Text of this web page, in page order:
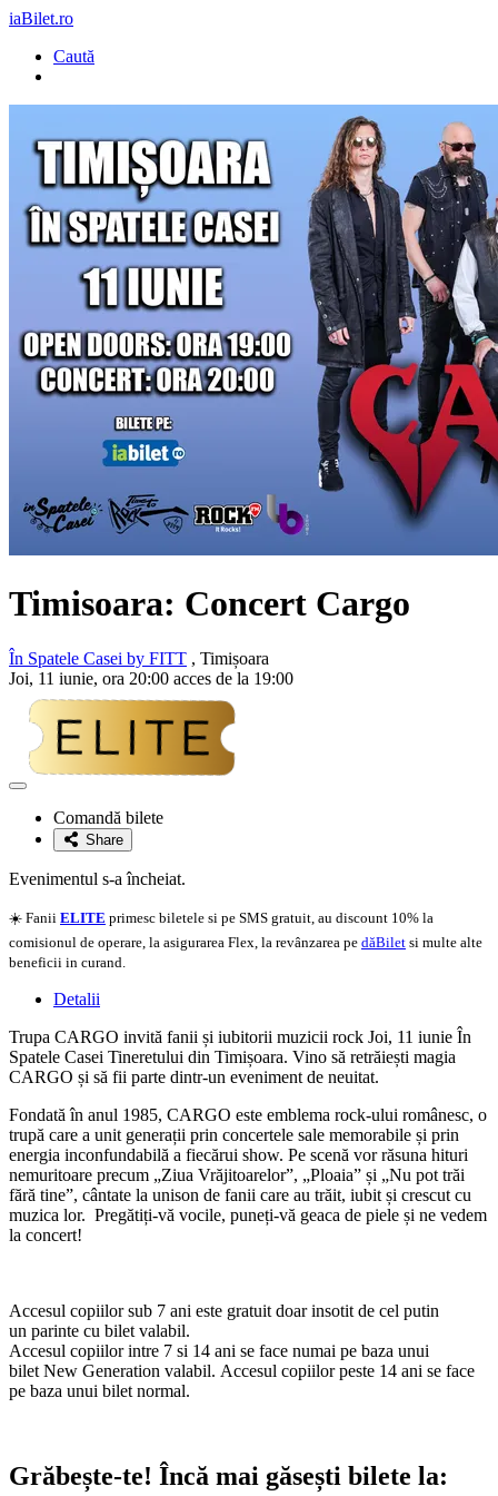
iaBilet.ro
Caută
Timisoara: Concert Cargo
În Spatele Casei by FITT , Timișoara
Joi, 11 iunie, ora 20:00 acces de la 19:00
Adaugă
favoriteComandă bilete
Share
Evenimentul s-a încheiat.
☀️ Fanii ELITE primesc biletele si pe SMS gratuit, au discount 10% la
comisionul de operare, la asigurarea Flex, la revânzarea pe dăBilet si multe alte
beneficii in curand.
Detalii
Trupa CARGO invită fanii și iubitorii muzicii rock Joi, 11 iunie În
Spatele Casei Tineretului din Timișoara. Vino să retrăiești magia
CARGO și să fii parte dintr-un eveniment de neuitat.
Fondată în anul 1985, CARGO este emblema rock-ului românesc, o
trupă care a unit generații prin concertele sale memorabile și prin
energia inconfundabilă a fiecărui show. Pe scenă vor răsuna hituri
nemuritoare precum „Ziua Vrăjitoarelor”, „Ploaia” și „Nu pot trăi
fără tine”, cântate la unison de fanii care au trăit, iubit și crescut cu
muzica lor. Pregătiți-vă vocile, puneți-vă geaca de piele și ne vedem
la concert!
Accesul copiilor sub 7 ani este gratuit doar insotit de cel putin
un parinte cu bilet valabil.
Accesul copiilor intre 7 si 14 ani se face numai pe baza unui
bilet New Generation valabil. Accesul copiilor peste 14 ani se face
pe baza unui bilet normal.
Grăbește-te! Încă mai găsești bilete la: